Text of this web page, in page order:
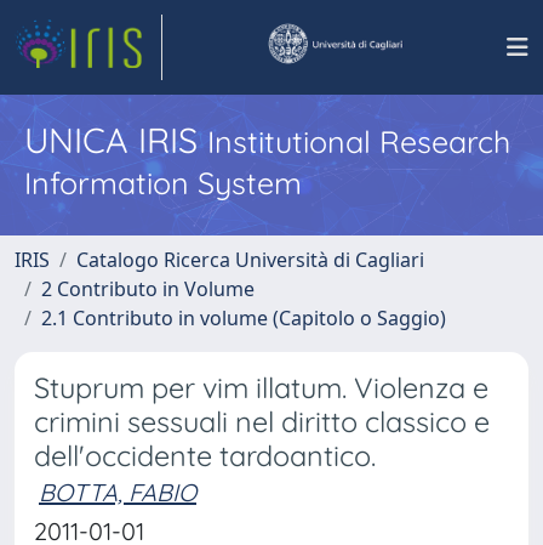
UNICA IRISInstitutional Research
Information System
IRIS
Catalogo Ricerca Università di Cagliari
2 Contributo in Volume
2.1 Contributo in volume (Capitolo o Saggio)
Stuprum per vim illatum. Violenza e
crimini sessuali nel diritto classico e
dell'occidente tardoantico.
BOTTA, FABIO
2011-01-01